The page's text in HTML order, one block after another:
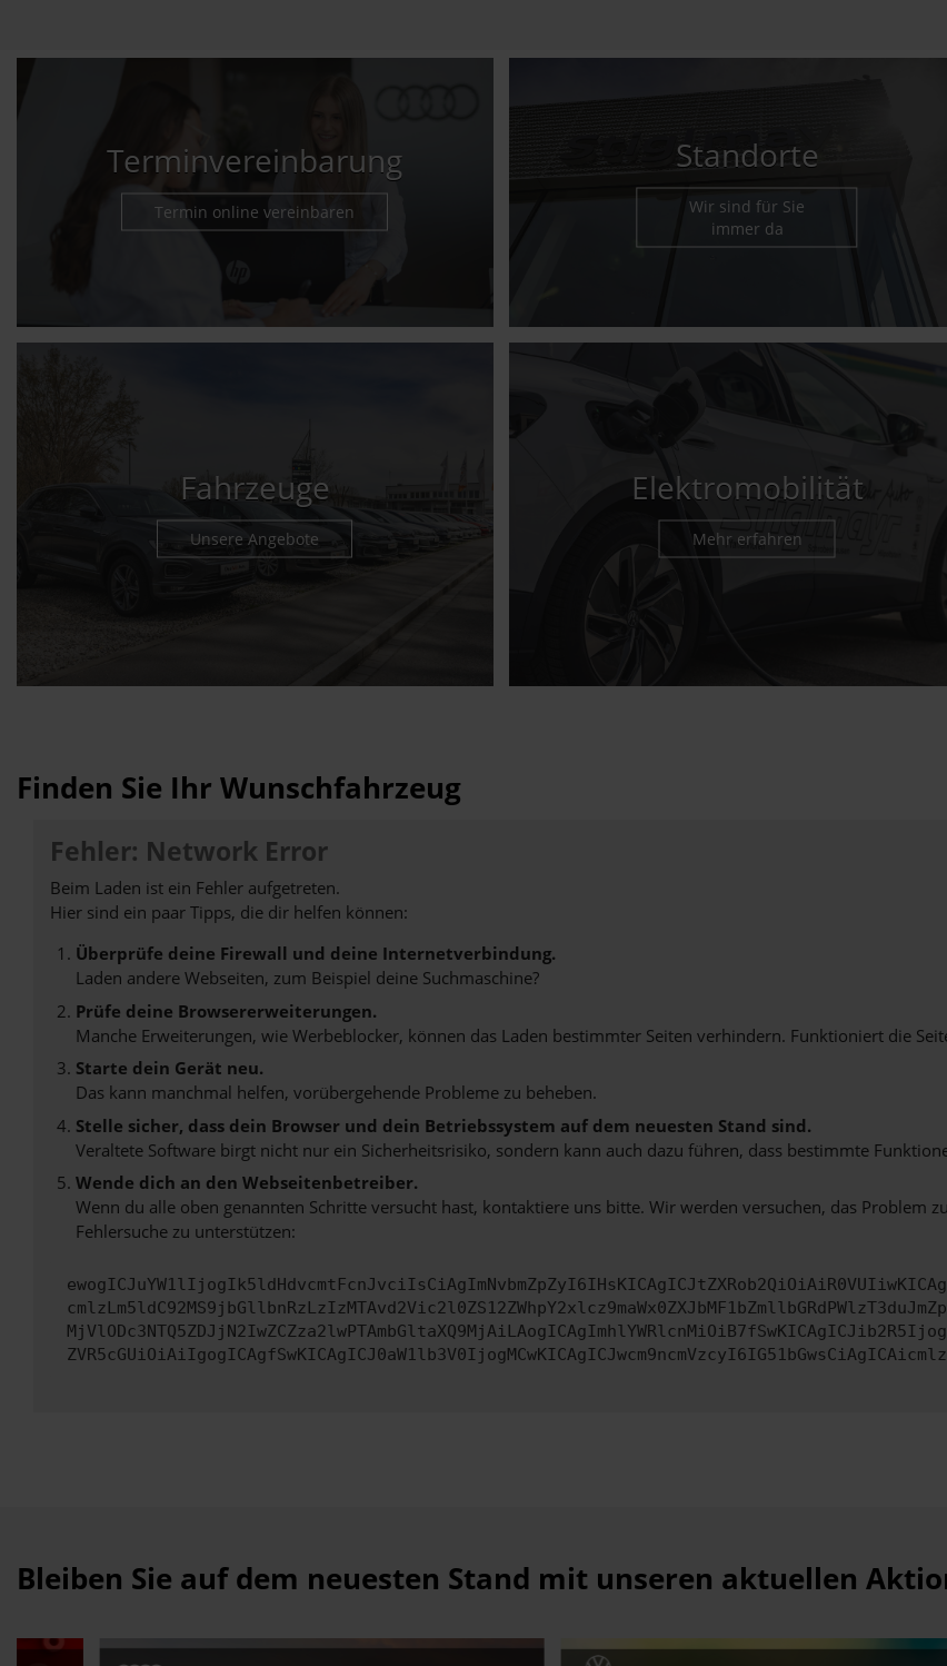
Terminvereinbarung
Termin online vereinbaren
Standorte
Wir sind für Sie
immer da
Fahrzeuge
Unsere Angebote
Elektromobilität
Mehr erfahren
Finden Sie Ihr Wunschfahrzeug
Fehler: Network Error
Beim Laden ist ein Fehler aufgetreten.
Hier sind ein paar Tipps, die dir helfen können:
Überprüfe deine Firewall und deine Internetverbindung.
Laden andere Webseiten, zum Beispiel deine Suchmaschine?
Prüfe deine Browsererweiterungen.
Manche Erweiterungen, wie Werbeblocker, können das Laden bestimmter Seiten verhindern. Funktioniert die
Starte dein Gerät neu.
Das kann manchmal helfen, vorübergehende Probleme zu beheben.
Stelle sicher, dass dein Browser und dein Betriebssystem auf dem neuesten Stand sind.
Veraltete Software birgt nicht nur ein Sicherheitsrisiko, sondern kann auch dazu führen, dass bestimmte
Wende dich an den Webseitenbetreiber.
Wenn du alle oben genannten Schritte versucht hast, kontaktiere uns bitte. Wir werden versuchen, das Problem
Fehlersuche zu unterstützen:
Bleiben Sie auf dem neuesten Stand mit unseren aktuellen